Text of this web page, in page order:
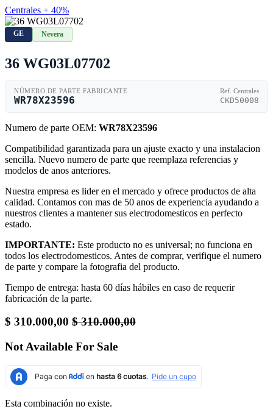
Centrales + 40%
GE Nevera
36 WG03L07702
NÚMERO DE PARTE FABRICANTE
WR78X23596
Ref. Centrales
CKD50008
Numero de parte OEM: WR78X23596
Compatibilidad garantizada para un ajuste exacto y una instalacion
sencilla. Nuevo numero de parte que reemplaza referencias y
modelos de anos anteriores.
Nuestra empresa es lider en el mercado y ofrece productos de alta
calidad. Contamos con mas de 50 anos de experiencia ayudando a
nuestros clientes a mantener sus electrodomesticos en perfecto
estado.
IMPORTANTE: Este producto no es universal; no funciona en
todos los electrodomesticos. Antes de comprar, verifique el numero
de parte y compare la fotografia del producto.
Tiempo de entrega: hasta 60 días hábiles en caso de requerir
fabricación de la parte.
$ 310.000,00 $310.000,00
Not Available For Sale
Esta combinación no existe.